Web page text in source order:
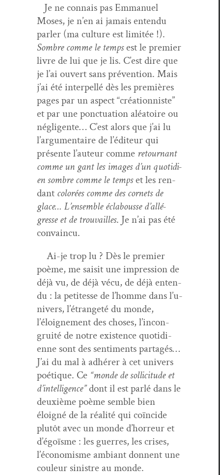
Je ne con­nais pas Emmanuel
Moses, je n’en ai jamais enten­du
par­ler (ma cul­ture est lim­itée !).
Som­bre comme le tempsest le pre­mier
livre de lui que je lis. C’est dire que
je l’ai ouvert sans préven­tion. Mais
j’ai été inter­pel­lé dès les pre­mières
pages par un aspect “créa­tion­niste”
et par une ponc­tu­a­tion aléa­toire ou
nég­li­gente… C’est alors que j’ai lu
l’ar­gu­men­taire de l’édi­teur qui
présente l’au­teur comme retour­nant
comme un gant les images d’un quo­ti­di­
en som­bre comme le tempset les ren­
dant col­orées comme des cor­nets de
glace… L’ensem­ble éclabousse d’al­lé­
gresse et de trou­vailles. Je n’ai pas été
convaincu.
Ai-je trop lu ? Dès le pre­mier
poème, me saisit une impres­sion de
déjà vu, de déjà vécu, de déjà enten­
du : la petitesse de l’homme dans l’u­
nivers, l’é­trangeté du monde,
l’éloigne­ment des choses, l’in­con­
gruité de notre exis­tence quo­ti­di­
enne sont des sen­ti­ments partagés…
J’ai du mal à adhér­er à cet univers
poé­tique. Ce “monde de sol­lic­i­tude et
d’in­tel­li­gence”dont il est par­lé dans le
deux­ième poème sem­ble bien
éloigné de la réal­ité qui coïn­cide
plutôt avec un monde d’hor­reur et
d’é­goïsme : les guer­res, les crises,
l’é­conomisme ambiant don­nent une
couleur sin­istre au monde.